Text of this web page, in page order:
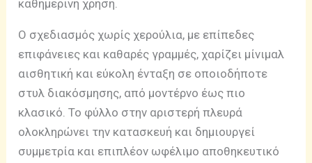
καθημερινή χρήση.
Ο σχεδιασμός χωρίς χερούλια, με επίπεδες
επιφάνειες και καθαρές γραμμές, χαρίζει μίνιμαλ
αισθητική και εύκολη ένταξη σε οποιοδήποτε
στυλ διακόσμησης, από μοντέρνο έως πιο
κλασικό. Το φύλλο στην αριστερή πλευρά
ολοκληρώνει την κατασκευή και δημιουργεί
συμμετρία και επιπλέον ωφέλιμο αποθηκευτικό